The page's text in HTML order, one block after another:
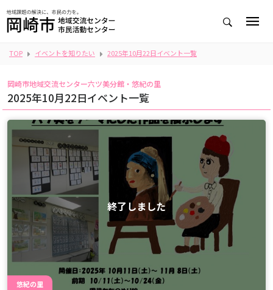
TOP イベントを知りたい 2025年10月22日イベント一覧
岡崎市地域交流センター六ツ美分館・悠紀の里
2025年10月22日イベント一覧
悠紀の里
終了しました